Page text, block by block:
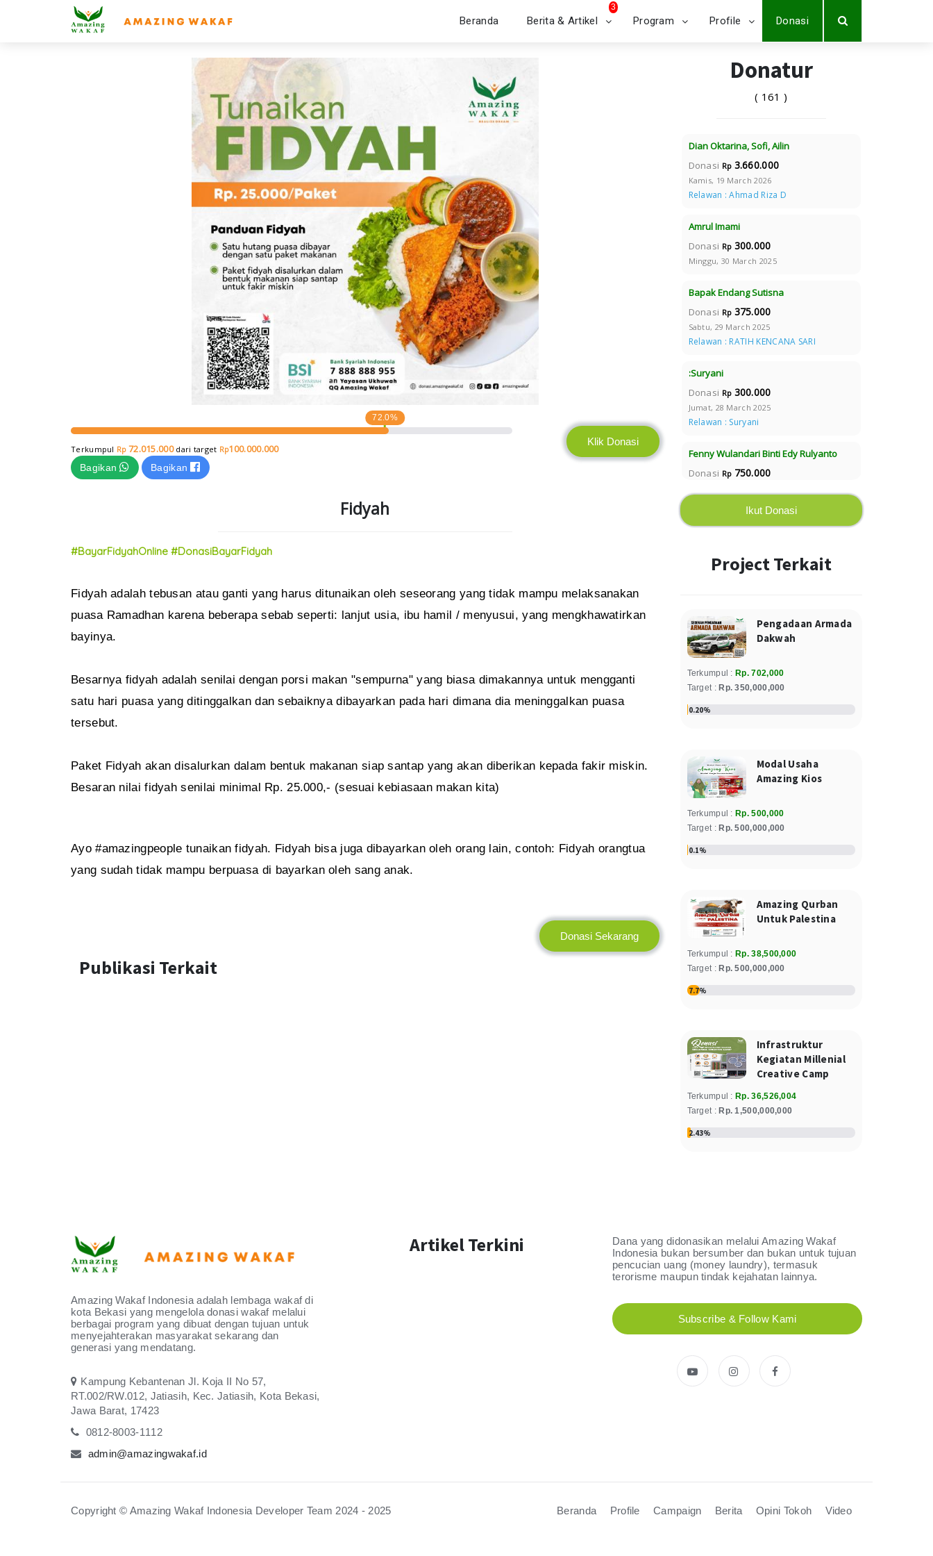
Beranda Berita & Artikel
3
Program Profile Donasi
72.0%
Terkumpul Rp72.015.000 dari target Rp100.000.000
Klik Donasi
Bagikan Bagikan
Fidyah
#BayarFidyahOnline #DonasiBayarFidyah
Fidyah adalah tebusan atau ganti yang harus ditunaikan oleh seseorang yang tidak mampu melaksanakan
puasa Ramadhan karena beberapa sebab seperti: lanjut usia, ibu hamil / menyusui, yang mengkhawatirkan
bayinya.
Besarnya fidyah adalah senilai dengan porsi makan "sempurna" yang biasa dimakannya untuk mengganti
satu hari puasa yang ditinggalkan dan sebaiknya dibayarkan pada hari dimana dia meninggalkan puasa
tersebut.
Paket Fidyah akan disalurkan dalam bentuk makanan siap santap yang akan diberikan kepada fakir miskin.
Besaran nilai fidyah senilai minimal Rp. 25.000,- (sesuai kebiasaan makan kita)
Ayo #amazingpeople tunaikan fidyah. Fidyah bisa juga dibayarkan oleh orang lain, contoh: Fidyah orangtua
yang sudah tidak mampu berpuasa di bayarkan oleh sang anak.
Donasi Sekarang
Publikasi Terkait
Donatur
( 161 )
Dian Oktarina, Sofi, Ailin
Donasi Rp 3.660.000
Kamis, 19 March 2026
Relawan : Ahmad Riza D
Amrul Imami
Donasi Rp 300.000
Minggu, 30 March 2025
Bapak Endang Sutisna
Donasi Rp 375.000
Sabtu, 29 March 2025
Relawan : RATIH KENCANA SARI
:Suryani
Donasi Rp 300.000
Jumat, 28 March 2025
Relawan : Suryani
Fenny Wulandari Binti Edy Rulyanto
Donasi Rp 750.000
fidyah Siti akmalia nindia
Evi Erviani
DonasiRp750.000
Relawan : Sainah Puji Astuti
Faturrahman
Relawan : Hariri
Zainab
DonasiRp 600.000
Senin, 24 March 2025
fidyah 8 hari
Senin, 24 March 2025
Relawan : Engkom Komariah
Ayunda Siwi
Donasi
Fatimah
DonasiRp500.000
Kamis, 20 March 2025
Relawan : Nunung Supriyadi
Nining
DonasiRp900.000
Jumat, 07 March 2025
Relawan : Kalia Barnita
Ratih Kencana Sari
DonasiRp25.000
Relawan : RATIH KENCANA SARI
Jumat, 28 February 2025
Ikut Donasi
Project Terkait
Pengadaan Armada
Dakwah
Terkumpul : Rp. 702,000
Target : Rp. 350,000,000
0.20%
Modal Usaha
Amazing Kios
Terkumpul : Rp. 500,000
Target : Rp. 500,000,000
0.1%
Amazing Qurban
Untuk Palestina
Terkumpul : Rp. 38,500,000
Target : Rp. 500,000,000
7.7%
Infrastruktur
Kegiatan Millenial
Creative Camp
Terkumpul : Rp. 36,526,004
Target : Rp. 1,500,000,000
2.43%
Amazing Wakaf Indonesia adalah lembaga wakaf di
kota Bekasi yang mengelola donasi wakaf melalui
berbagai program yang dibuat dengan tujuan untuk
menyejahterakan masyarakat sekarang dan
generasi yang mendatang.
Kampung Kebantenan Jl. Koja II No 57,
RT.002/RW.012, Jatiasih, Kec. Jatiasih, Kota Bekasi,
Jawa Barat, 17423
0812-8003-1112
admin@amazingwakaf.id
Artikel Terkini
Dana yang didonasikan melalui Amazing Wakaf
Indonesia bukan bersumber dan bukan untuk tujuan
pencucian uang (money laundry), termasuk
terorisme maupun tindak kejahatan lainnya.
Subscribe & Follow Kami
Beranda Profile Campaign Berita Opini Tokoh Video
Copyright © Amazing Wakaf Indonesia Developer Team 2024 - 2025